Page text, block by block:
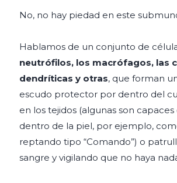
No, no hay piedad en este
Hablamos de un conjunto de
neutrófilos, los macrófagos, las
dendríticas y otras, que forman
escudo protector por dentro del
en los tejidos (algunas son
dentro de la piel, por ejemplo,
reptando tipo “Comando”) o
sangre y vigilando que no haya